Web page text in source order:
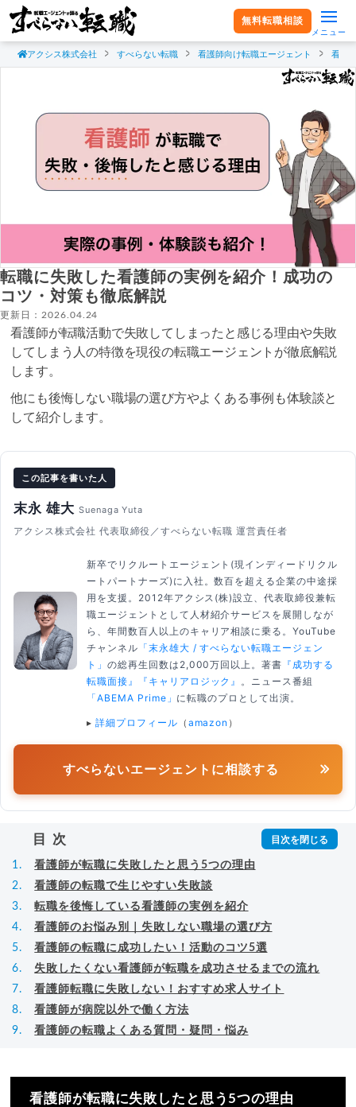
無料転職相談
メニュー
アクシス株式会社 すべらない転職 看護師向け転職エージェント 看護
転職に失敗した看護師の実例を紹介！成功の
コツ・対策も徹底解説
更新日：2026.04.24
看護師が転職活動で失敗してしまったと感じる理由や失敗
してしまう人の特徴を現役の転職エージェントが徹底解説
します。
他にも後悔しない職場の選び方やよくある事例も体験談と
して紹介します。
この記事を書いた人
末永 雄大 Suenaga Yuta
アクシス株式会社 代表取締役／すべらない転職 運営責任者
新卒でリクルートエージェント(現インディードリクル
ートパートナーズ)に入社。数百を超える企業の中途採
用を支援。2012年アクシス(株)設立、代表取締役兼転
職エージェントとして人材紹介サービスを展開しなが
ら、年間数百人以上のキャリア相談に乗る。YouTube
チャンネル 「末永雄大 / すべらない転職エージェン
ト」 の総再生回数は2,000万回以上。著書 『成功する
転職面接』
『キャリアロジック』
。ニュース番組
「ABEMA Prime」 に転職のプロとして出演。
▸ 詳細プロフィール （ amazon ）
すべらないエージェントに相談する
目次
看護師が転職に失敗したと思う5つの理由
看護師の転職で生じやすい失敗談
転職を後悔している看護師の実例を紹介
看護師のお悩み別｜失敗しない職場の選び方
看護師の転職に成功したい！活動のコツ5選
失敗したくない看護師が転職を成功させるまでの流れ
看護師転職に失敗しない！おすすめ求人サイト
看護師が病院以外で働く方法
看護師の転職よくある質問・疑問・悩み
看護師が転職に失敗したと思う5つの理由